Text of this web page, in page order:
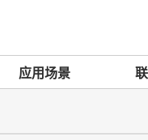
应用场景